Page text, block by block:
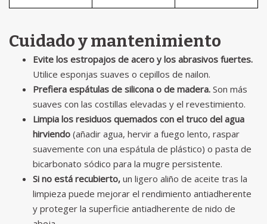
Cuidado y mantenimiento
Evite los estropajos de acero y los abrasivos fuertes.
Utilice esponjas suaves o cepillos de nailon.
Prefiera espátulas de silicona o de madera. Son más
suaves con las costillas elevadas y el revestimiento.
Limpia los residuos quemados con el truco del agua
hirviendo (añadir agua, hervir a fuego lento, raspar
suavemente con una espátula de plástico) o pasta de
bicarbonato sódico para la mugre persistente.
Si no está recubierto, un ligero aliño de aceite tras la
limpieza puede mejorar el rendimiento antiadherente
y proteger la superficie antiadherente de nido de